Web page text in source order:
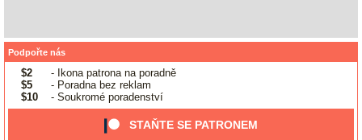
Podpořte nás
$2
- Ikona patrona na poradně
$5
- Poradna bez reklam
$10
- Soukromé poradenství
STAŇTE SE PATRONEM